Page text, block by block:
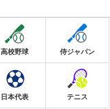
高校野球 侍ジャパン
日本代表 テニス